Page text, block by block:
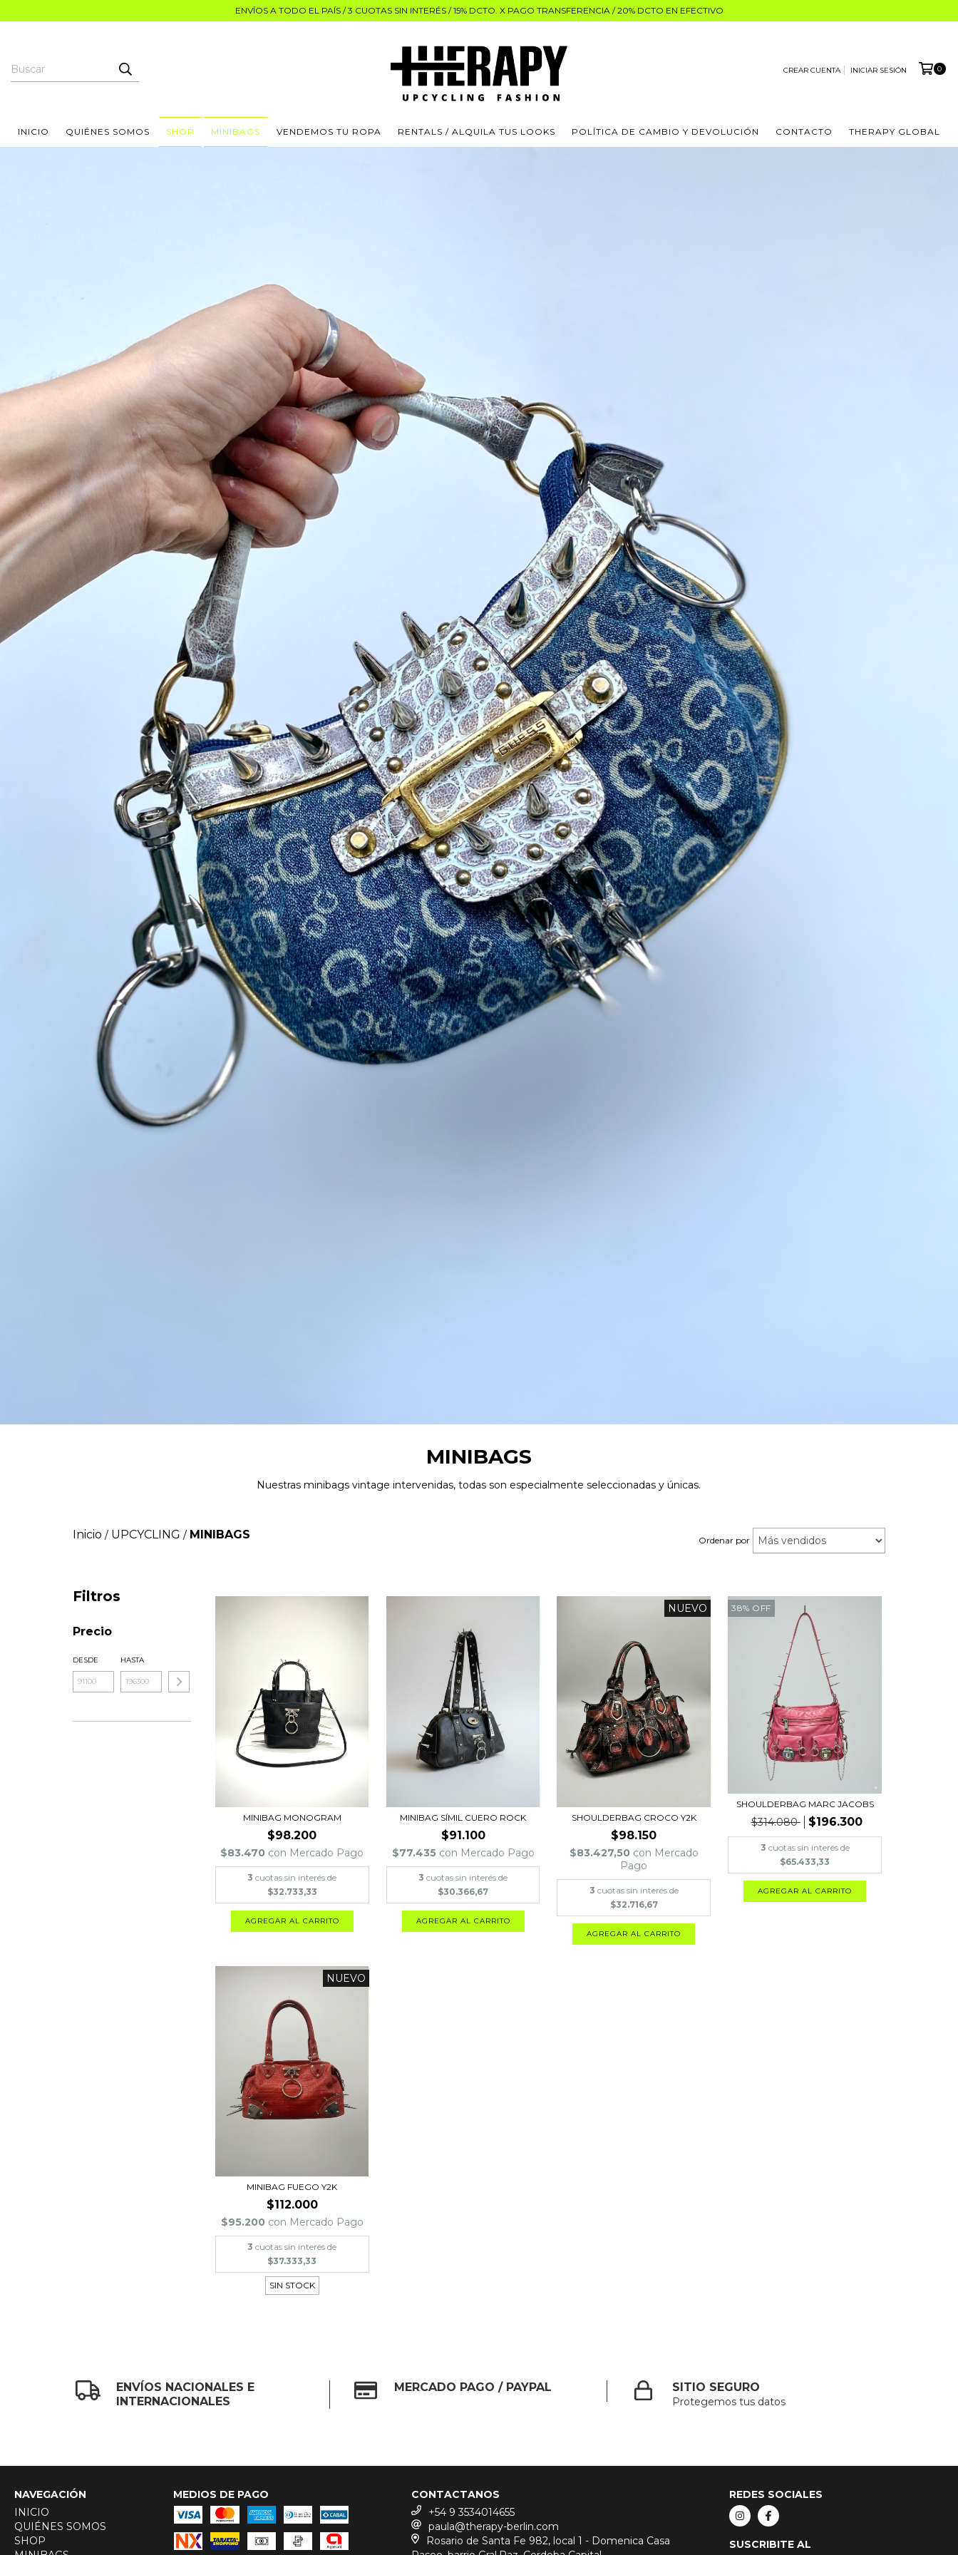
ENVÍOS A TODO EL PAÍS / 3 CUOTAS SIN INTERÉS / 15% DCTO. X PAGO TRANSFERENCIA / 20% DCTO EN EFECTIVO
CREAR CUENTA INICIAR SESIÓN 0
INICIO QUIÉNES SOMOS SHOP MINIBAGS VENDEMOS TU ROPA RENTALS / ALQUILA TUS LOOKS POLÍTICA DE CAMBIO Y DEVOLUCIÓN CONTACTO THERAPY GLOBAL
MINIBAGS
Nuestras minibags vintage intervenidas, todas son especialmente seleccionadas y únicas.
Inicio / UPCYCLING / MINIBAGS Ordenar por
Filtros
Precio
DESDE HASTA
MINIBAG MONOGRAM
$98.200
$83.470 con Mercado Pago
3 cuotas sin interés de
$32.733,33
MINIBAG SÍMIL CUERO ROCK
$91.100
$77.435 con Mercado Pago
3 cuotas sin interés de
$30.366,67
NUEVO
SHOULDERBAG CROCO Y2K
$98.150
$83.427,50 con Mercado
Pago
3 cuotas sin interés de
$32.716,67
38% OFF
SHOULDERBAG MARC JACOBS
$314.080 $196.300
3 cuotas sin interés de
$65.433,33
NUEVO
MINIBAG FUEGO Y2K
$112.000
$95.200 con Mercado Pago
3 cuotas sin interés de
$37.333,33
SIN STOCK
ENVÍOS NACIONALES E
INTERNACIONALES
MERCADO PAGO / PAYPAL SITIO SEGURO
Protegemos tus datos
NAVEGACIÓN
INICIO
QUIÉNES SOMOS
SHOP
MEDIOS DE PAGO
CONTACTANOS
+54 9 3534014655
paula@therapy-berlin.com
Rosario de Santa Fe 982, local 1 - Domenica Casa
REDES SOCIALES
SUSCRIBITE AL